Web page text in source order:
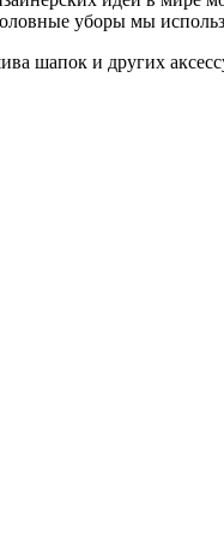
уборы мы
шапок и других